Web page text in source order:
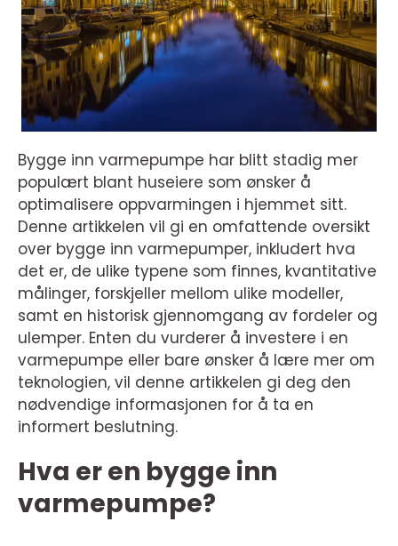
Bygge inn varmepumpe har blitt stadig mer
populært blant huseiere som ønsker å
optimalisere oppvarmingen i hjemmet sitt.
Denne artikkelen vil gi en omfattende oversikt
over bygge inn varmepumper, inkludert hva
det er, de ulike typene som finnes, kvantitative
målinger, forskjeller mellom ulike modeller,
samt en historisk gjennomgang av fordeler og
ulemper. Enten du vurderer å investere i en
varmepumpe eller bare ønsker å lære mer om
teknologien, vil denne artikkelen gi deg den
nødvendige informasjonen for å ta en
informert beslutning.
Hva er en bygge inn
varmepumpe?